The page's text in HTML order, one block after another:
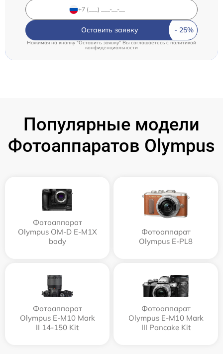
Оставить заявку
Нажимая на кнопку "Оставить заявку" Вы соглашаетесь cполитикой
конфиденциальности
Популярные модели
Фотоаппаратов Olympus
Фотоаппарат
Olympus OM-D E-M1X
body
Фотоаппарат
Olympus E-PL8
Фотоаппарат
Olympus E‑M10 Mark
II 14-150 Kit
Фотоаппарат
Olympus E-M10 Mark
III Pancake Kit